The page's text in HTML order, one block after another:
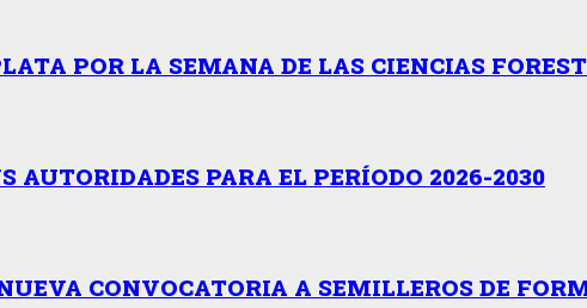
POR LA SEMANA DE LAS CIENCIAS
AUTORIDADES PARA EL PERÍODO 2026-2030
CONVOCATORIA A SEMILLEROS DE